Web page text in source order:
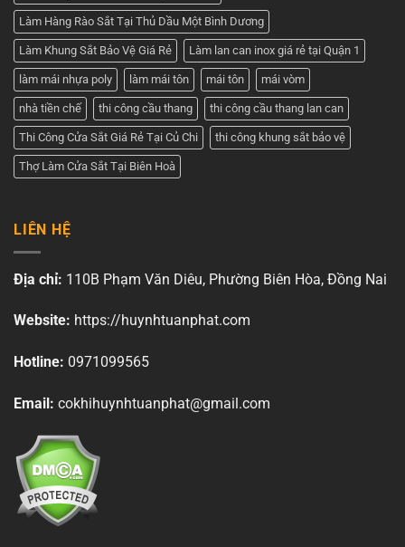
Làm Hàng Rào Sắt Tại Thủ Dầu Một Bình Dương
Làm Khung Sắt Bảo Vệ Giá Rẻ Làm lan can inox giá rẻ tại Quận 1
làm mái nhựa poly làm mái tôn mái tôn mái vòm
nhà tiền chế thi công cầu thang thi công cầu thang lan can
Thi Công Cửa Sắt Giá Rẻ Tại Củ Chi thi công khung sắt bảo vệ
Thợ Làm Cửa Sắt Tại Biên Hoà
LIÊN HỆ
Địa chỉ: 110B Phạm Văn Diêu, Phường Biên Hòa, Đồng Nai
Website: https://huynhtuanphat.com
Hotline: 0971099565
Email: cokhihuynhtuanphat@gmail.com